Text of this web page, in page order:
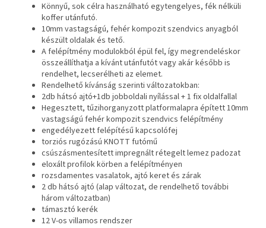
Könnyű, sok célra használható egytengelyes, fék nélküli
koffer utánfutó.
10mm vastagságú, fehér kompozit szendvics anyagból
készült oldalak és tető.
A felépítmény modulokból épül fel, így megrendeléskor
összeállíthatja a kívánt utánfutót vagy akár később is
rendelhet, lecserélheti az elemet.
Rendelhető kívánság szerinti változatokban:
2db hátsó ajtó+1db jobboldali nyílással + 1 fix oldalfallal
Hegesztett, tűzihorganyzott platformalapra épített 10mm
vastagságú fehér kompozit szendvics felépítmény
engedélyezett felépítésű kapcsolófej
torziós rugózású KNOTT futómű
csúszásmentesített impregnált rétegelt lemez padozat
eloxált profilok körben a felépítményen
rozsdamentes vasalatok, ajtó keret és zárak
2 db hátsó ajtó (alap változat, de rendelhető további
három változatban)
támasztó kerék
12 V-os villamos rendszer